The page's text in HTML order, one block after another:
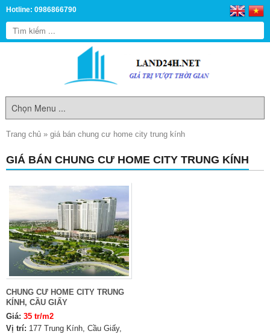
Hotline: 0986866790
Trang chủ » giá bán chung cư home city trung kính
GIÁ BÁN CHUNG CƯ HOME CITY TRUNG KÍNH
CHUNG CƯ HOME CITY TRUNG
KÍNH, CẦU GIẤY
Giá: 35 tr/m2
Vị trí: 177 Trung Kính, Cầu Giấy,